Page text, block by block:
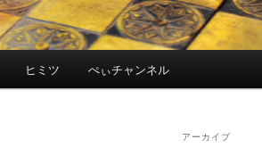
ヒミツ ぺぃチャンネル
アーカイブ